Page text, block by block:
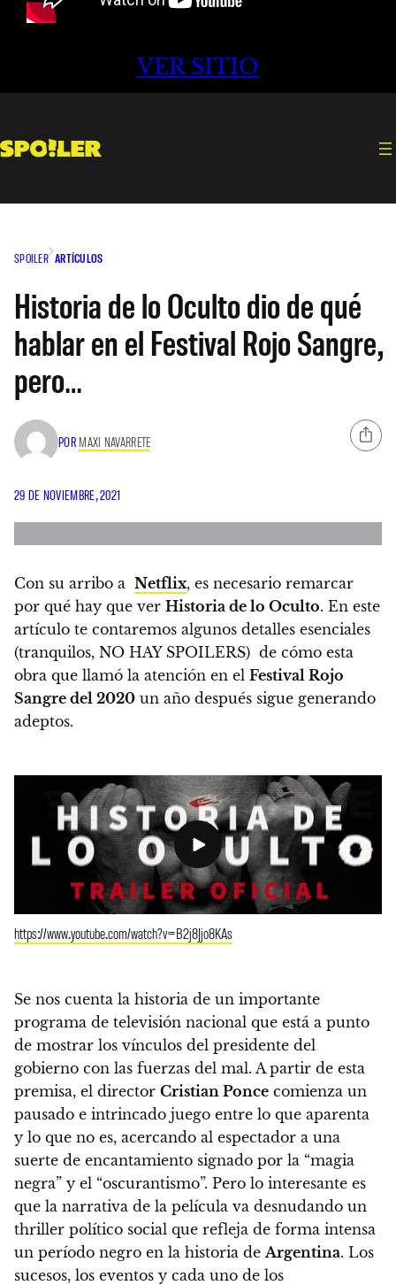
VER SITIO
SPOILER ARTÍCULOS
Historia de lo Oculto dio de qué
hablar en el Festival Rojo Sangre,
pero…
POR MAXI NAVARRETE
29 DE NOVIEMBRE, 2021
Con su arribo a Netflix, es necesario remarcar
por qué hay que ver Historia de lo Oculto. En este
artículo te contaremos algunos detalles esenciales
(tranquilos, NO HAY SPOILERS) de cómo esta
obra que llamó la atención en el Festival Rojo
Sangre del 2020 un año después sigue generando
adeptos.
https://www.youtube.com/watch?v=B2j8Jjo8KAs
Se nos cuenta la historia de un importante
programa de televisión nacional que está a punto
de mostrar los vínculos del presidente del
gobierno con las fuerzas del mal. A partir de esta
premisa, el director Cristian Ponce comienza un
pausado e intrincado juego entre lo que aparenta
y lo que no es, acercando al espectador a una
suerte de encantamiento signado por la “magia
negra” y el “oscurantismo”. Pero lo interesante es
que la narrativa de la película va desnudando un
thriller político social que refleja de forma intensa
un período negro en la historia de Argentina. Los
sucesos, los eventos y cada uno de los